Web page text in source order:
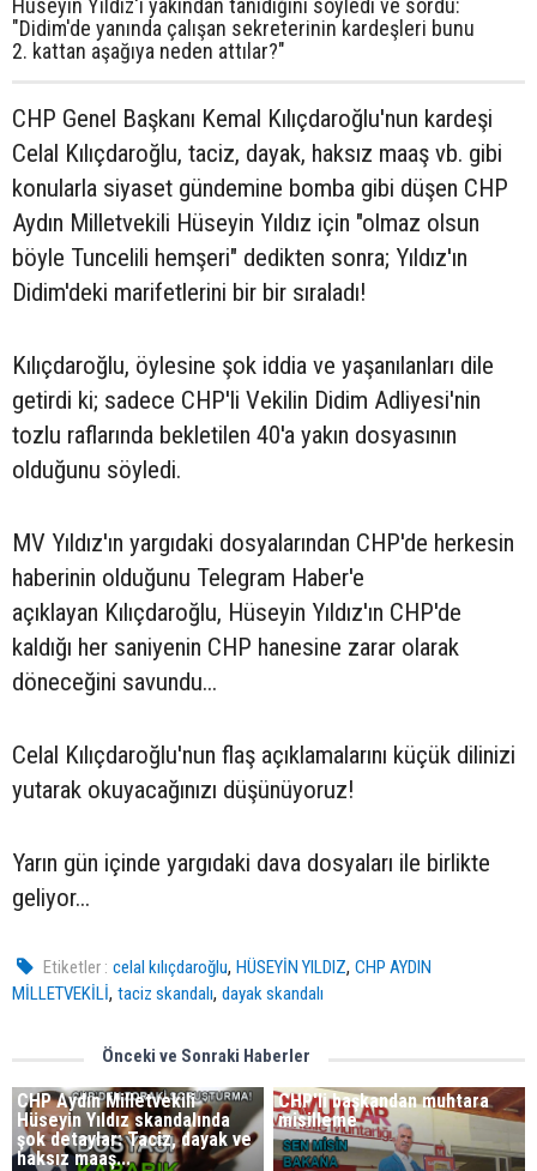
Hüseyin Yıldız'ı yakından tanıdığını söyledi ve sordu:
"Didim'de yanında çalışan sekreterinin kardeşleri bunu
2. kattan aşağıya neden attılar?"
CHP Genel Başkanı Kemal Kılıçdaroğlu'nun kardeşi
Celal Kılıçdaroğlu, taciz, dayak, haksız maaş vb. gibi
konularla siyaset gündemine bomba gibi düşen CHP
Aydın Milletvekili Hüseyin Yıldız için "olmaz olsun
böyle Tuncelili hemşeri" dedikten sonra; Yıldız'ın
Didim'deki marifetlerini bir bir sıraladı!
Kılıçdaroğlu, öylesine şok iddia ve yaşanılanları dile
getirdi ki; sadece CHP'li Vekilin Didim Adliyesi'nin
tozlu raflarında bekletilen 40'a yakın dosyasının
olduğunu söyledi.
MV Yıldız'ın yargıdaki dosyalarından CHP'de herkesin
haberinin olduğunu Telegram Haber'e
açıklayan Kılıçdaroğlu, Hüseyin Yıldız'ın CHP'de
kaldığı her saniyenin CHP hanesine zarar olarak
döneceğini savundu...
Celal Kılıçdaroğlu'nun flaş açıklamalarını küçük dilinizi
yutarak okuyacağınızı düşünüyoruz!
Yarın gün içinde yargıdaki dava dosyaları ile birlikte
geliyor...
Etiketler : celal kılıçdaroğlu,HÜSEYİN YILDIZ,CHP AYDIN
MİLLETVEKİLİ, taciz skandalı, dayak skandalı
Önceki ve Sonraki Haberler
CHP Aydın Milletvekili
Hüseyin Yıldız skandalında
şok detaylar: Taciz, dayak ve
haksız maaş...
CHP'li başkandan muhtara
misilleme